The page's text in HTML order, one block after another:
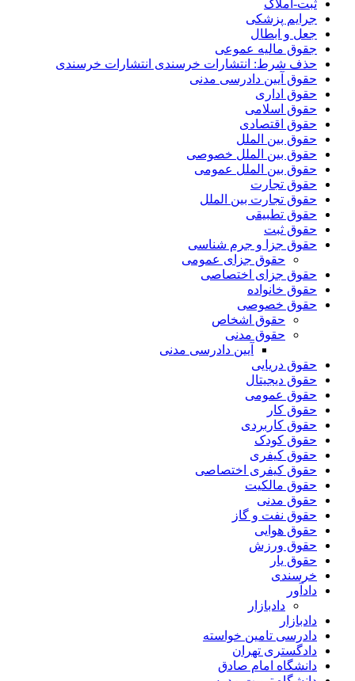
ثبت-املاک
جرایم پزشکی
جعل و ابطال
جقوق مالیه عموعی
حذف شرط: انتشارات خرسندی انتشارات خرسندی
حقوق آیین دادرسی مدنی
حقوق اداری
حقوق اسلامی
حقوق اقتصادی
حقوق بین الملل
حقوق بین الملل خصوصی
حقوق بین الملل عمومی
حقوق تجارت
حقوق تجارت بین الملل
حقوق تطبیقی
حقوق ثبت
حقوق جزا و جرم شناسی
حقوق جزای عمومی
حقوق جزای اختصاصی
حقوق خانواده
حقوق خصوصی
حقوق اشخاص
حقوق مدنی
آیین دادرسی مدنی
حقوق دریایی
حقوق دیجیتال
حقوق عمومی
حقوق کار
حقوق کاربردی
حقوق کودک
حقوق کیفری
حقوق کیفری اختصاصی
حقوق مالکیت
حقوق مدنی
حقوق نفت و گاز
حقوق هوایی
حقوق ورزش
حقوق یار
خرسندی
دادآور
دادبازار
دادبازار
دادرسی تامین خواسته
دادگستری تهران
دانشگاه امام صادق